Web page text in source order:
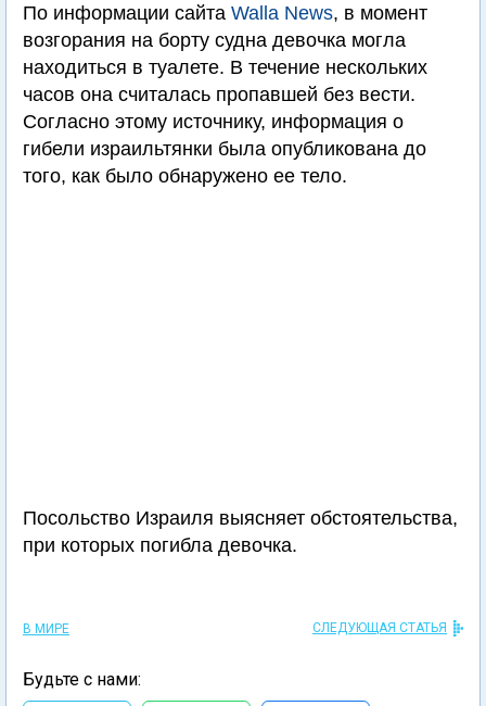
По информации сайта Walla News, в момент
возгорания на борту судна девочка могла
находиться в туалете. В течение нескольких
часов она считалась пропавшей без вести.
Согласно этому источнику, информация о
гибели израильтянки была опубликована до
того, как было обнаружено ее тело.
Посольство Израиля выясняет обстоятельства,
при которых погибла девочка.
В МИРЕ СЛЕДУЮЩАЯ СТАТЬЯ
Будьте с нами: